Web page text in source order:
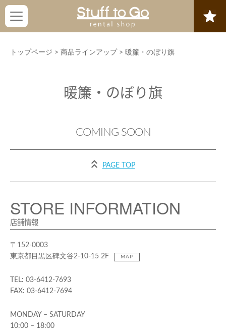
トップページ > 商品ラインアップ > 暖簾・のぼり旗
暖簾・のぼり旗
COMING SOON
PAGE TOP
STORE INFORMATION
店舗情報
〒152-0003
東京都目黒区碑文谷2-10-15 2F
MAP
TEL: 03-6412-7693
FAX: 03-6412-7694
MONDAY – SATURDAY
10:00 – 18:00